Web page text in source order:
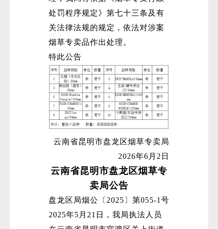
处罚程序规定》第七十三条及有
关法律法规的规定，依法对涉案
烟草专卖品作出处理。
特此公告
云南省昆明市盘龙区烟草专卖局
2026年6月2日
云南省昆明市盘龙区烟草专
卖局公告
盘龙区局烟公〔2025〕第055-1号
2025年5月21日，我局执法人员